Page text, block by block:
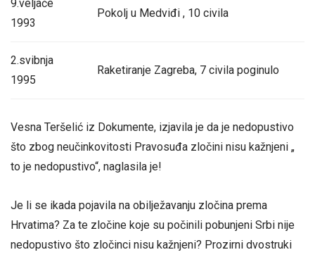
9.veljače
1993
Pokolj u Medviđi , 10 civila
2.svibnja
1995
Raketiranje Zagreba, 7 civila poginulo
Vesna Teršelić iz Dokumente, izjavila je da je nedopustivo
što zbog neučinkovitosti Pravosuđa zločini nisu kažnjeni „
to je nedopustivo“, naglasila je!
Je li se ikada pojavila na obilježavanju zločina prema
Hrvatima? Za te zločine koje su počinili pobunjeni Srbi nije
nedopustivo što zločinci nisu kažnjeni? Prozirni dvostruki